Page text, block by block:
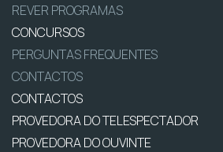
REVER PROGRAMAS
CONCURSOS
PERGUNTAS FREQUENTES
CONTACTOS
CONTACTOS
PROVEDORA DO TELESPECTADOR
PROVEDORA DO OUVINTE